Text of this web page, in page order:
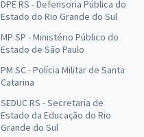
DPE RS - Defensoria Pública do
Estado do Rio Grande do Sul
MP SP - Ministério Público do
Estado de São Paulo
PM SC - Polícia Militar de Santa
Catarina
SEDUC RS - Secretaria de
Estado da Educação do Rio
Grande do Sul